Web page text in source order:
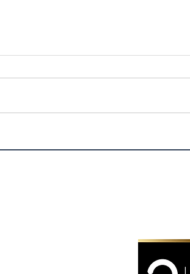
histórica alianza con el ITLA